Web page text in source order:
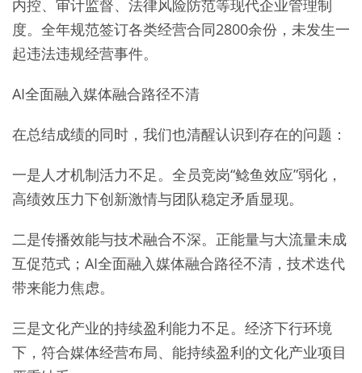
内控、审计监督、法律风险防范等现代企业管理制
度。全年规范签订各类经营合同2800余份，未发生一
起违法违规经营事件。
AI全面融入媒体融合路径不清
在总结成绩的同时，我们也清醒认识到存在的问题：
一是人才机制活力不足。全员竞岗“鲶鱼效应”弱化，
高绩效压力下创新激情与团队稳定矛盾显现。
二是传播效能与技术融合不深。正能量与大流量未成
互促范式；AI全面融入媒体融合路径不清，技术迭代
带来能力焦虑。
三是文化产业的持续盈利能力不足。经济下行环境
下，符合媒体经营布局、能持续盈利的文化产业项目